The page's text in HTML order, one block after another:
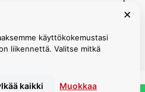
×
käyttökokemustasi
liikennettä. Valitse mitkä
kaikki Muokkaa